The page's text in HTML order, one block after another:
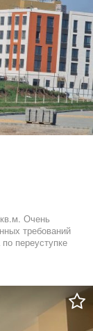
Очень
требований
переуступке